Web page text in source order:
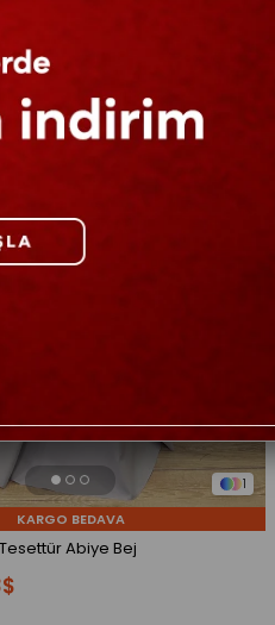
1
KARGO BEDAVA
Abiye Bej